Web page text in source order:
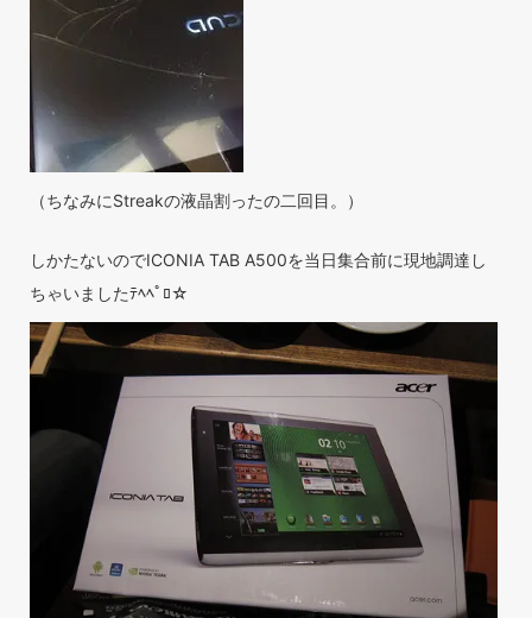
（ちなみにStreakの液晶割ったの二回目。）
しかたないのでICONIA TAB A500を当日集合前に現地調達し
ちゃいましたﾃﾍﾍﾟﾛ☆